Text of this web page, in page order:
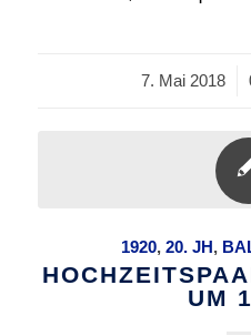
7. Mai 2018
/
1920, 20. JH,
UM